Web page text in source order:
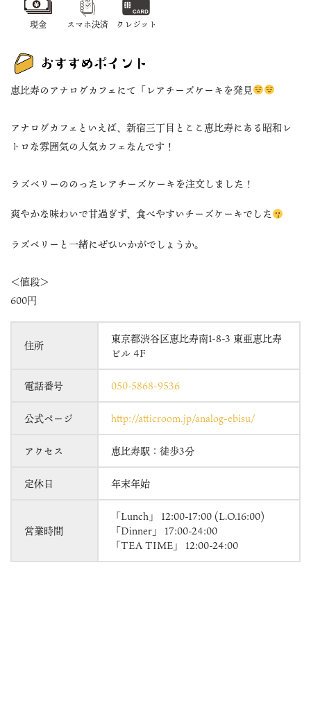
現金 スマホ決済 クレジット
恵比寿のアナログカフェにて「レアチーズケーキを発見
アナログカフェといえば、新宿三丁目とここ恵比寿にある昭和レ
トロな雰囲気の人気カフェなんです！
ラズベリーののったレアチーズケーキを注文しました！
爽やかな味わいで甘過ぎず、食べやすいチーズケーキでした
ラズベリーと一緒にぜひいかがでしょうか。
＜値段＞
600円
住所
東京都渋谷区恵比寿南1-8-3 東亜恵比寿
ビル 4F
電話番号 050-5868-9536
公式ページ http://atticroom.jp/analog-ebisu/
アクセス 恵比寿駅：徒歩3分
定休日 年末年始
営業時間
「Lunch」 12:00-17:00 (L.O.16:00)
「Dinner」 17:00-24:00
「TEA TIME」 12:00-24:00